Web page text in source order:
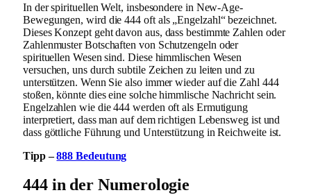
In der spirituellen Welt, insbesondere in New-Age-
Bewegungen, wird die 444 oft als „Engelzahl“ bezeichnet.
Dieses Konzept geht davon aus, dass bestimmte Zahlen oder
Zahlenmuster Botschaften von Schutzengeln oder
spirituellen Wesen sind. Diese himmlischen Wesen
versuchen, uns durch subtile Zeichen zu leiten und zu
unterstützen. Wenn Sie also immer wieder auf die Zahl 444
stoßen, könnte dies eine solche himmlische Nachricht sein.
Engelzahlen wie die 444 werden oft als Ermutigung
interpretiert, dass man auf dem richtigen Lebensweg ist und
dass göttliche Führung und Unterstützung in Reichweite ist.
Tipp –888 Bedeutung
444 in der Numerologie